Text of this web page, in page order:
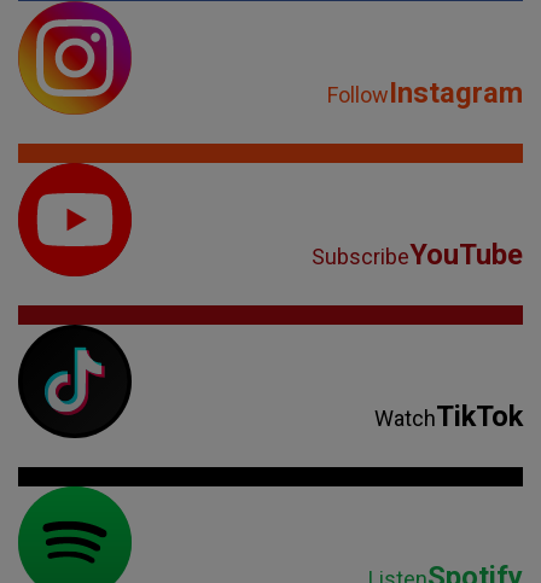
FollowInstagram
SubscribeYouTube
WatchTikTok